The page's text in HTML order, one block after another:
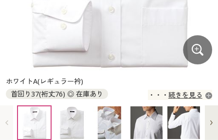
ジュニア・ティーンズ下着
大きいサイズ レディース服
大きいサイズ 事務・制服
バーゲンセール
シークレットセール
詳細検索
商品カテゴリ一覧
カタログ
カタログ・チラシからのご注文
デジタルカタログ
カタログ無料プレゼント
大きいサイズ メンズ
大きいサイズ 事務・制服
カタログ・チラシからのご注文
カタログ無料プレゼント
会員メニュー
ホワイトA(レギュラー衿)
首回り37(裄丈76) ◎ 在庫あり
首回り37(裄丈78) ◎ 在庫あり
首回り39(裄丈76) ◎ 在庫あり
首回り39(裄丈78) ◎ 在庫あり
続きを見る